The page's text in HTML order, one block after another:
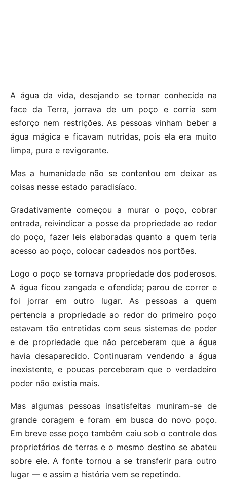
A água da vida, desejando se tornar conhecida na
face da Terra, jorrava de um poço e corria sem
esforço nem restrições. As pessoas vinham beber a
água mágica e ficavam nutridas, pois ela era muito
limpa, pura e revigorante.
Mas a humanidade não se contentou em deixar as
coisas nesse estado paradisíaco.
Gradativamente começou a murar o poço, cobrar
entrada, reivindicar a posse da propriedade ao redor
do poço, fazer leis elaboradas quanto a quem teria
acesso ao poço, colocar cadeados nos portões.
Logo o poço se tornava propriedade dos poderosos.
A água ficou zangada e ofendida; parou de correr e
foi jorrar em outro lugar. As pessoas a quem
pertencia a propriedade ao redor do primeiro poço
estavam tão entretidas com seus sistemas de poder
e de propriedade que não perceberam que a água
havia desaparecido. Continuaram vendendo a água
inexistente, e poucas perceberam que o verdadeiro
poder não existia mais.
Mas algumas pessoas insatisfeitas muniram-se de
grande coragem e foram em busca do novo poço.
Em breve esse poço também caiu sob o controle dos
proprietários de terras e o mesmo destino se abateu
sobre ele. A fonte tornou a se transferir para outro
lugar — e assim a história vem se repetindo.